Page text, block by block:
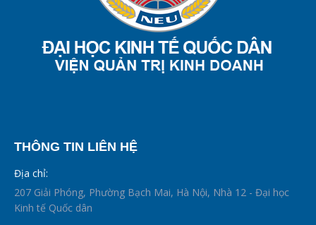
THÔNG TIN LIÊN HỆ
Địa chỉ:
207 Giải Phóng, Phường Bạch Mai, Hà Nội, Nhà 12 - Đại học
Kinh tế Quốc dân